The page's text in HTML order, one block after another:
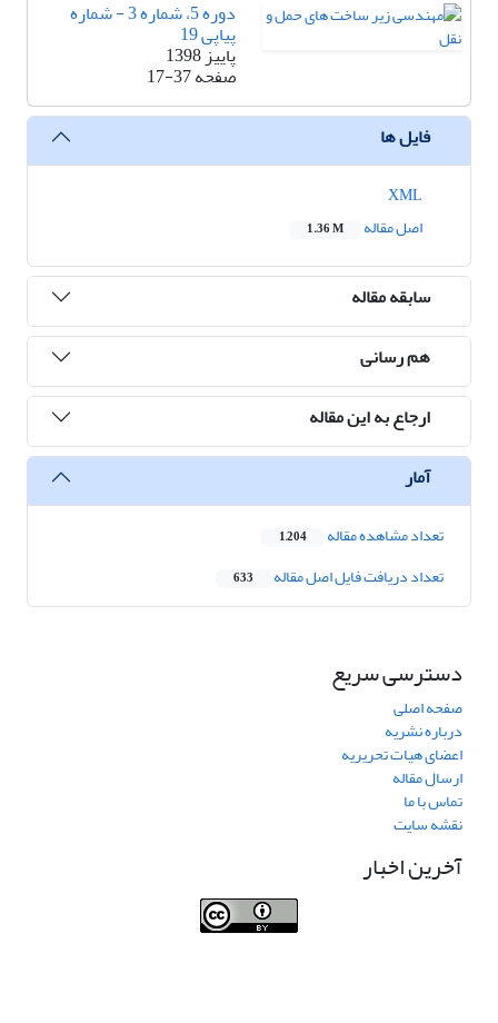
دوره 5، شماره 3 - شماره
پیاپی 19
پاییز 1398
صفحه17-37
فایل ها
اصل مقاله
1.36 M
سابقه مقاله
هم رسانی
ارجاع به این مقاله
آمار
تعداد مشاهده مقاله 1,204
تعداد دریافت فایل اصل مقاله 633
دسترسی سریع
صفحه اصلی
درباره نشریه
اعضای هیات تحریریه
ارسال مقاله
تماس با ما
نقشه سایت
آخرین اخبار